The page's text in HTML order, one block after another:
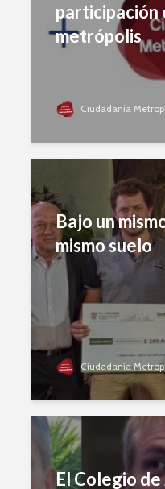
participación
metrópolis
Ciudadanía
Bajo un
mismo suelo
Ciudadanía
El Colegio de